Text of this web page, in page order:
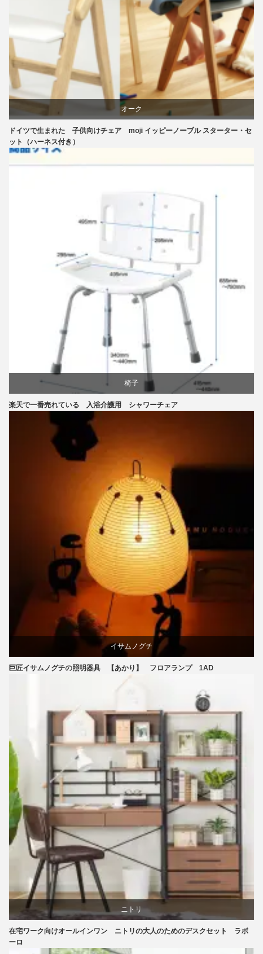
リビングダイニング
椅子
オーク
ドイツで生まれた 子供向けチェア moji イッピーノーブル スターター・セ
ット（ハーネス付き）
椅子
楽天で一番売れている 入浴介護用 シャワーチェア
イサムノグチ
国産
照明器具
巨匠イサムノグチの照明器具 【あかり】 フロアランプ 1AD
ニトリ
在宅ワーク向けオールインワン ニトリの大人のためのデスクセット ラボ
ーロ